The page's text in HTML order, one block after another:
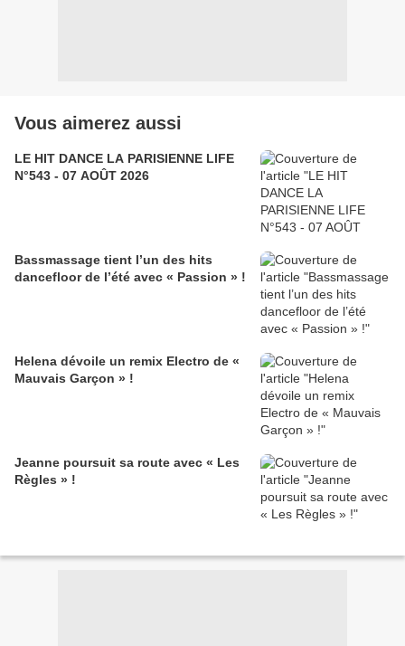
Vous aimerez aussi
LE HIT DANCE LA PARISIENNE LIFE
N°543 - 07 AOÛT 2026
Bassmassage tient l’un des hits
dancefloor de l’été avec « Passion » !
Helena dévoile un remix Electro de «
Mauvais Garçon » !
Jeanne poursuit sa route avec « Les
Règles » !